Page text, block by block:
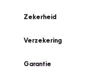
Zekerheid
Verzekering
Garantie